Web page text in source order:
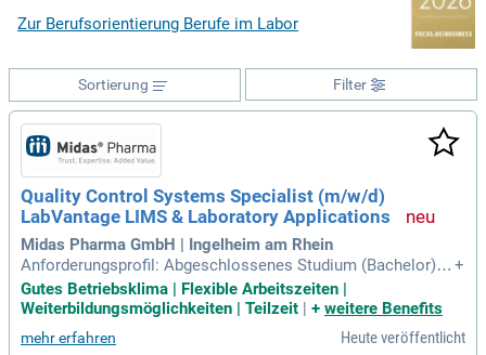
Zur Berufsorientierung Berufe im Labor
Filter
Sortierung
Quality Control Systems Specialist (m/w/d)
LabVantage LIMS & Laboratory Applications
Midas Pharma GmbH | Ingelheim am Rhein
Anforderungsprofil: Abgeschlossenes Studium (Bachelor) in
Life Sciences, Informatik, Wirtschaftsinformatik, Chemie, Bi
ologie, Pharmazie oder einer vergleichbaren Fachrichtung;
Mindestens 3 Jahre Berufserfahrung in einem GMP-reguliert
en Umfeld der Pharma
+
Gutes Betriebsklima | Flexible Arbeitszeiten |
Weiterbildungsmöglichkeiten | Teilzeit | + weitere Benefits
mehr erfahren Heute veröffentlicht